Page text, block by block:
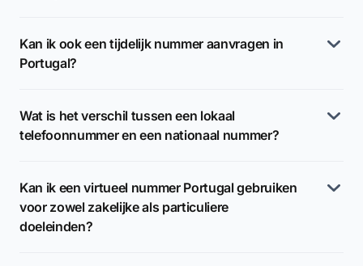
Kan ik ook een tijdelijk nummer aanvragen in
Portugal?
Wat is het verschil tussen een lokaal
telefoonnummer en een nationaal nummer?
Kan ik een virtueel nummer Portugal gebruiken
voor zowel zakelijke als particuliere
doeleinden?